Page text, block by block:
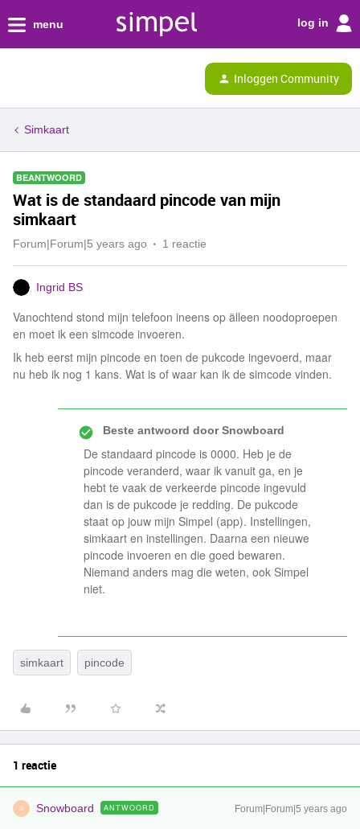
menu log in
Inloggen Community
Simkaart
BEANTWOORD
Wat is de standaard pincode van mijn
simkaart
Forum|Forum|5 years ago 1 reactie
Ingrid BS
Vanochtend stond mijn telefoon ineens op älleen noodoproepen
en moet ik een simcode invoeren.
Ik heb eerst mijn pincode en toen de pukcode ingevoerd, maar
nu heb ik nog 1 kans. Wat is of waar kan ik de simcode vinden.
Beste antwoord doorSnowboard
De standaard pincode is 0000. Heb je de
pincode veranderd, waar ik vanuit ga, en je
hebt te vaak de verkeerde pincode ingevuld
dan is de pukcode je redding. De pukcode
staat op jouw mijn Simpel (app). Instellingen,
simkaart en instellingen. Daarna een nieuwe
pincode invoeren en die goed bewaren.
Niemand anders mag die weten, ook Simpel
niet.
simkaart pincode
1 reactie
S Snowboard ANTWOORD Forum|Forum|5 years ago